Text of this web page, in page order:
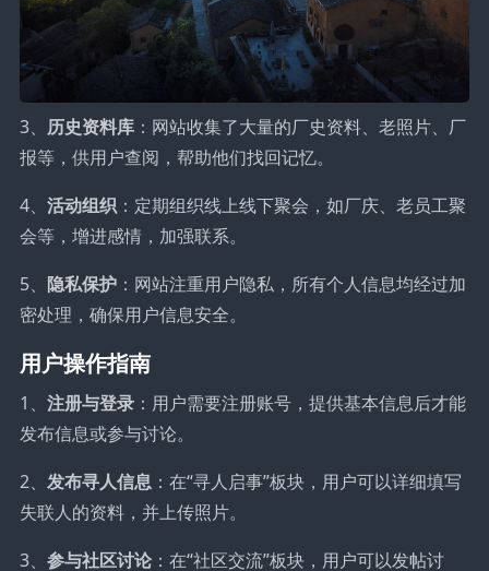
3、 历史资料库：网站收集了大量的厂史资料、老照片、厂
报等，供用户查阅，帮助他们找回记忆。
4、 活动组织：定期组织线上线下聚会，如厂庆、老员工聚
会等，增进感情，加强联系。
5、 隐私保护：网站注重用户隐私，所有个人信息均经过加
密处理，确保用户信息安全。
用户操作指南
1、 注册与登录：用户需要注册账号，提供基本信息后才能
发布信息或参与讨论。
2、 发布寻人信息：在“寻人启事”板块，用户可以详细填写
失联人的资料，并上传照片。
3、 参与社区讨论：在“社区交流”板块，用户可以发帖讨